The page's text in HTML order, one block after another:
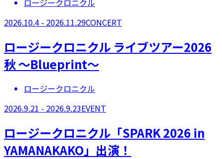
ロージークロニクル
2026.10.4 - 2026.11.29CONCERT
ロージークロニクル ライブツアー2026
秋 ～Blueprint～
ロージークロニクル
2026.9.21 - 2026.9.23EVENT
ロージークロニクル「SPARK 2026 in
YAMANAKAKO」出演！